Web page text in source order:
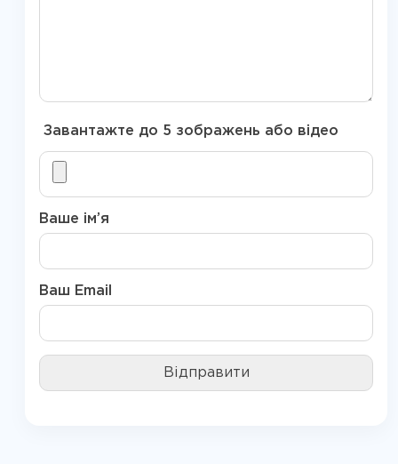
Завантажте до 5 зображень або відео
Ваше ім’я
Ваш Email